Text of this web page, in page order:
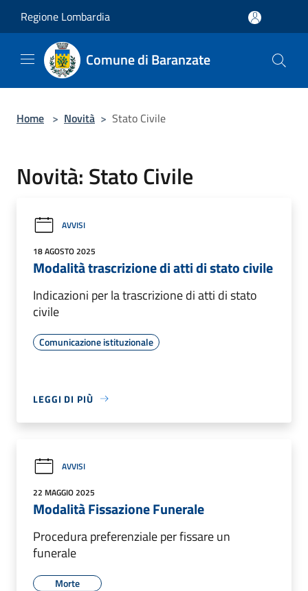
Regione Lombardia
Comune di Baranzate
Home > Novità > Stato Civile
Novità: Stato Civile
AVVISI
18 AGOSTO 2025
Modalità trascrizione di atti di stato civile
Indicazioni per la trascrizione di atti di stato
civile
Comunicazione istituzionale
LEGGI DI PIÙ
AVVISI
22 MAGGIO 2025
Modalità Fissazione Funerale
Procedura preferenziale per fissare un
funerale
Morte